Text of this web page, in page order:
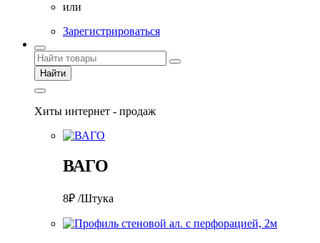
или
Зарегистрироваться
Найти
Хиты интернет - продаж
ВАГО
8₽ /Штука